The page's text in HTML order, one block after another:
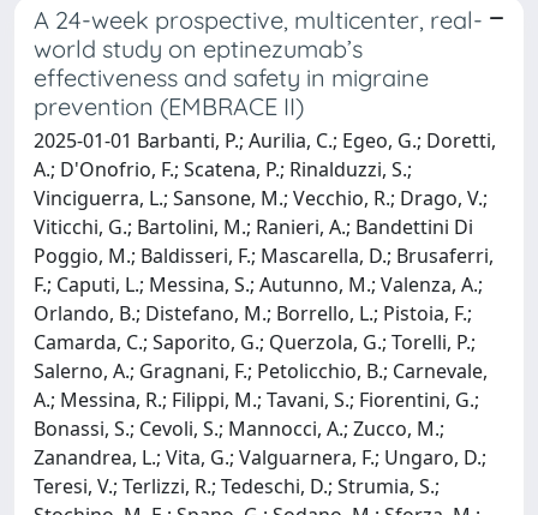
A 24-week prospective, multicenter, real-
world study on eptinezumab’s
effectiveness and safety in migraine
prevention (EMBRACE II)
2025-01-01 Barbanti, P.; Aurilia, C.; Egeo, G.; Doretti,
A.; D'Onofrio, F.; Scatena, P.; Rinalduzzi, S.;
Vinciguerra, L.; Sansone, M.; Vecchio, R.; Drago, V.;
Viticchi, G.; Bartolini, M.; Ranieri, A.; Bandettini Di
Poggio, M.; Baldisseri, F.; Mascarella, D.; Brusaferri,
F.; Caputi, L.; Messina, S.; Autunno, M.; Valenza, A.;
Orlando, B.; Distefano, M.; Borrello, L.; Pistoia, F.;
Camarda, C.; Saporito, G.; Querzola, G.; Torelli, P.;
Salerno, A.; Gragnani, F.; Petolicchio, B.; Carnevale,
A.; Messina, R.; Filippi, M.; Tavani, S.; Fiorentini, G.;
Bonassi, S.; Cevoli, S.; Mannocci, A.; Zucco, M.;
Zanandrea, L.; Vita, G.; Valguarnera, F.; Ungaro, D.;
Teresi, V.; Terlizzi, R.; Tedeschi, D.; Strumia, S.;